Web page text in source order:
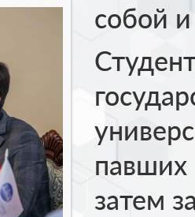
собой
павших
затем